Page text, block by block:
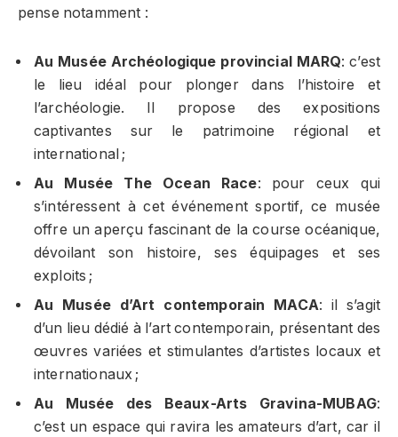
pense notamment :
Au Musée Archéologique provincial MARQ: c’est
le lieu idéal pour plonger dans l’histoire et
l’archéologie. Il propose des expositions
captivantes sur le patrimoine régional et
international ;
Au Musée The Ocean Race: pour ceux qui
s’intéressent à cet événement sportif, ce musée
offre un aperçu fascinant de la course océanique,
dévoilant son histoire, ses équipages et ses
exploits ;
Au Musée d’Art contemporain MACA: il s’agit
d’un lieu dédié à l’art contemporain, présentant des
œuvres variées et stimulantes d’artistes locaux et
internationaux ;
Au Musée des Beaux-Arts Gravina-MUBAG:
c’est un espace qui ravira les amateurs d’art, car il